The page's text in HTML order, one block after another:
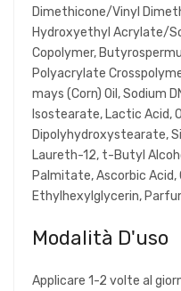
Dimethicone/Vinyl
Hydroxyethyl Acrylate/
Copolymer,
Polyacrylate
mays (Corn) Oil, Sodium
Isostearate, Lactic Acid,
Dipolyhydroxystearate,
Laureth-12, t-Butyl
Palmitate, Ascorbic
Ethylhexylglycerin,
Modalità D'uso
Applicare 1-2 volte al